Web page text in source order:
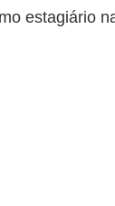
estagiário